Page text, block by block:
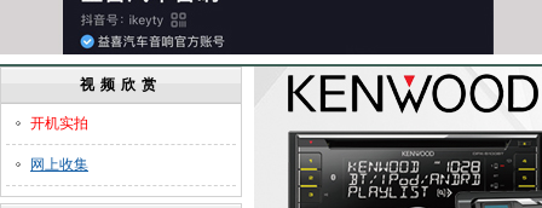
视频欣赏
开机实拍
网上收集